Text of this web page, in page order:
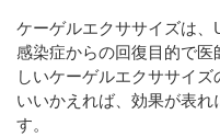
ケーゲルエクササイズは
感染症からの回復目的で
しいケーゲルエクササイズ
いいかえれば、効果が表
す。